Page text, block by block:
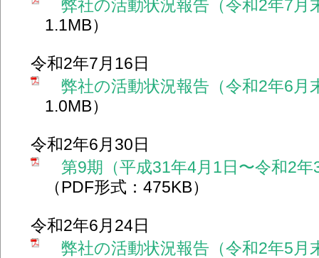
弊社の活動状況報告（令和2年7月
1.1MB）
令和2年7月16日
弊社の活動状況報告（令和2年6月
1.0MB）
令和2年6月30日
第9期（平成31年4月1日〜令和2
（PDF形式：475KB）
令和2年6月24日
弊社の活動状況報告（令和2年5月